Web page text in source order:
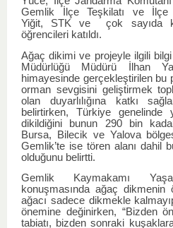
Gemlik İlçe Teşkilatı ve İlçe
Yiğit,
STK ve
çok sayıda
öğrencileri katıldı.
Ağaç dikimi ve projeyle ilgili
Müdürlüğü Müdürü İlhan
himayesinde gerçekleştirilen bu
orman sevgisini geliştirmek
olan duyarlılığına katkı
belirtirken, Türkiye genelinde
dikildiğini bunun 290 bin
Bursa, Bilecik ve Yalova
Gemlik’te ise tören alanı dahil
olduğunu belirtti.
Gemlik Kaymakamı
konuşmasında ağaç
ağacı sadece dikmekle
önemine değinirken, “Bizden
tabiatı, bizden sonraki